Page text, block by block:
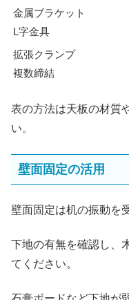
金属ブラケット
L字金具
拡張クランプ
複数締結
表の方法は天板の材質
い。
壁面固定の活用
壁面固定は机の振動を
下地の有無を確認し、
てください。